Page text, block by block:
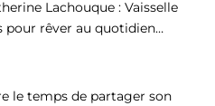
Lachouque : Vaisselle
pour rêver au quotidien…
le temps de partager son